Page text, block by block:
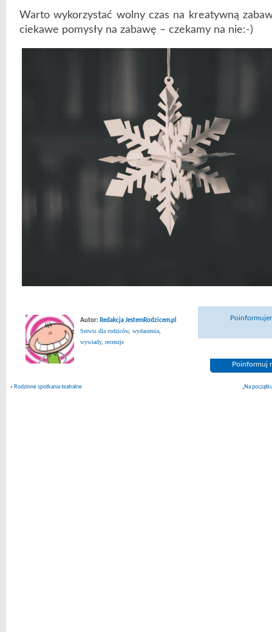
Warto wykorzystać wolny czas na kreatywną
ciekawe pomysły na zabawę – czekamy na nie:-)
Autor: Redakcja JestemRodzicem.pl
Serwis dla rodziców, wydarzenia,
wywiady, recenzje
Poinformuj
« Rodzinne spotkania teatralne „Na